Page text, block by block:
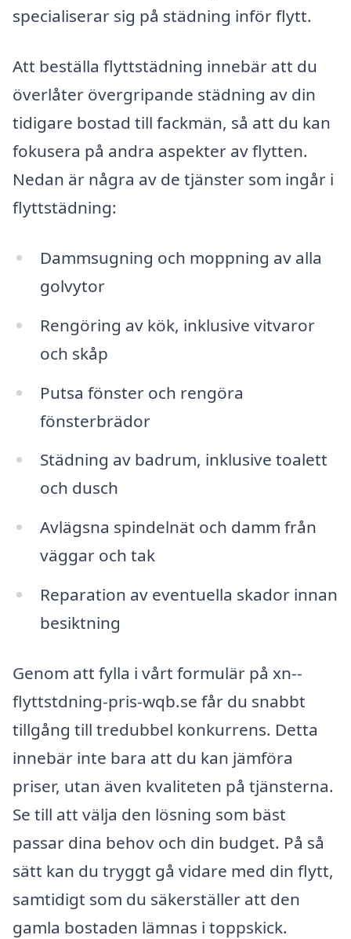
specialiserar sig på städning inför flytt.
Att beställa flyttstädning innebär att du
överlåter övergripande städning av din
tidigare bostad till fackmän, så att du kan
fokusera på andra aspekter av flytten.
Nedan är några av de tjänster som ingår i
flyttstädning:
Dammsugning och moppning av alla
golvytor
Rengöring av kök, inklusive vitvaror
och skåp
Putsa fönster och rengöra
fönsterbrädor
Städning av badrum, inklusive toalett
och dusch
Avlägsna spindelnät och damm från
väggar och tak
Reparation av eventuella skador innan
besiktning
Genom att fylla i vårt formulär på xn--
flyttstdning-pris-wqb.se får du snabbt
tillgång till tredubbel konkurrens. Detta
innebär inte bara att du kan jämföra
priser, utan även kvaliteten på tjänsterna.
Se till att välja den lösning som bäst
passar dina behov och din budget. På så
sätt kan du tryggt gå vidare med din flytt,
samtidigt som du säkerställer att den
gamla bostaden lämnas i toppskick.